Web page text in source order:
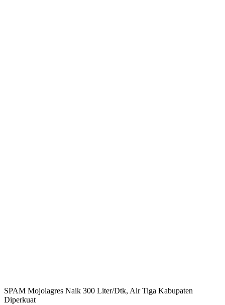
SPAM Mojolagres Naik 300 Liter/Dtk, Air Tiga Kabupaten
Diperkuat